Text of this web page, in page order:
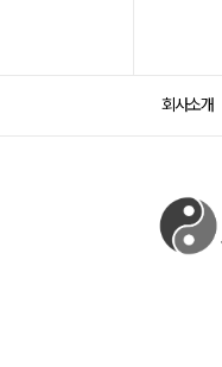
회사소개